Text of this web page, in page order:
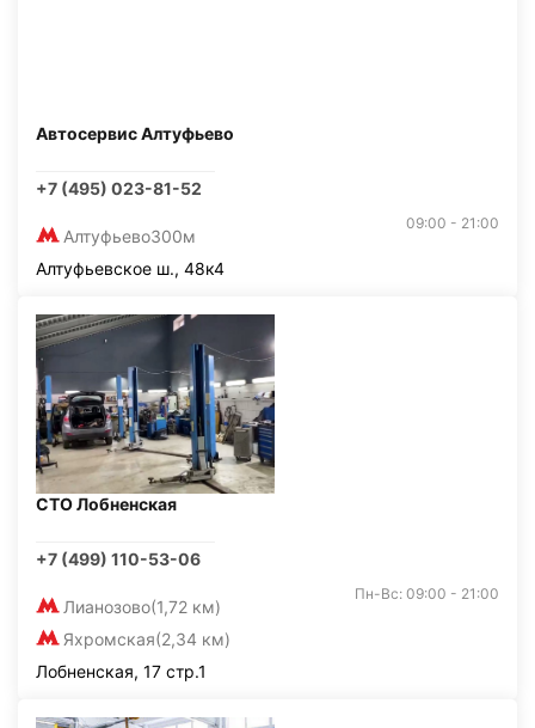
Автосервис Алтуфьево
+7 (495) 023-81-52
Алтуфьево300м
09:00 - 21:00
Алтуфьевское ш., 48к4
СТО Лобненская
+7 (499) 110-53-06
Лианозово(1,72 км)
Яхромская(2,34 км)
Пн-Вс: 09:00 - 21:00
Лобненская, 17 стр.1